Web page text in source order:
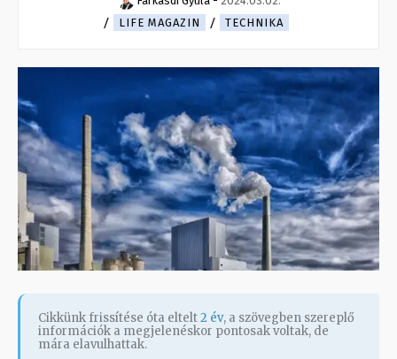
LIFE MAGAZIN
TECHNIKA
Cikkünk frissítése óta eltelt2 év, a szövegben szereplő
információk a megjelenéskor pontosak voltak, de
mára elavulhattak.